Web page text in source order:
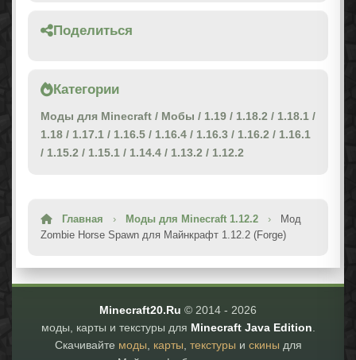
Поделиться
Категории
Моды для Minecraft / Мобы / 1.19 / 1.18.2 / 1.18.1 /
1.18 / 1.17.1 / 1.16.5 / 1.16.4 / 1.16.3 / 1.16.2 / 1.16.1
/ 1.15.2 / 1.15.1 / 1.14.4 / 1.13.2 / 1.12.2
Главная › Моды для Minecraft 1.12.2 ›
Мод
Zombie Horse Spawn для Майнкрафт 1.12.2 (Forge)
Minecraft20.Ru © 2014 - 2026
моды, карты и текстуры для Minecraft Java Edition
Скачивайте моды карты текстуры и скины для